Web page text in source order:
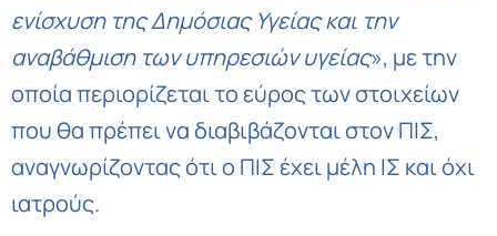
ενίσχυση της Δημόσιας Υγείας και την
αναβάθμιση των υπηρεσιών υγείας», με την
οποία περιορίζεται το εύρος των στοιχείων
που θα πρέπει να διαβιβάζονται στον ΠΙΣ,
αναγνωρίζοντας ότι ο ΠΙΣ έχει μέλη ΙΣ και όχι
ιατρούς.